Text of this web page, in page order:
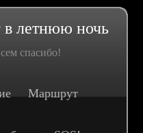
в летнюю ночь
спасибо!
Маршрут